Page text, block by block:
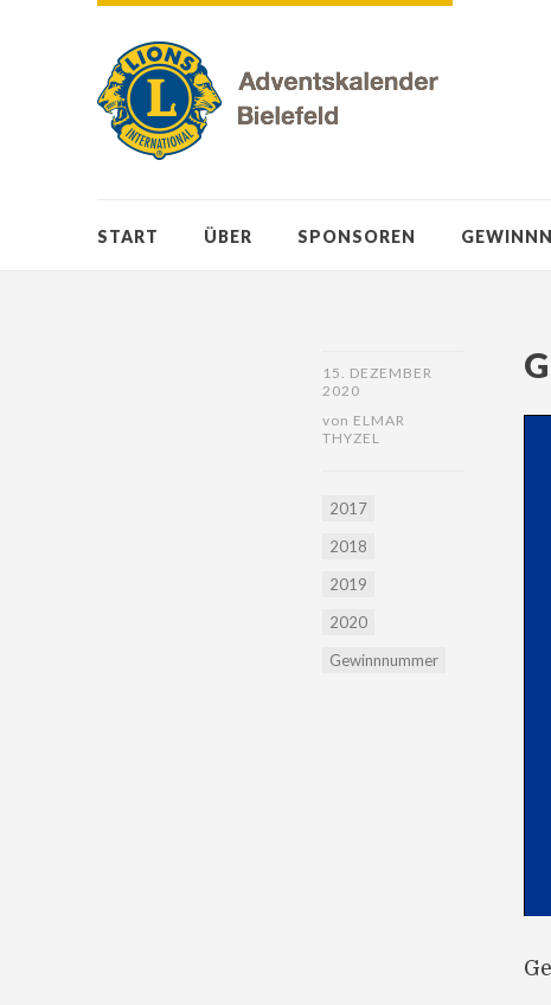
START ÜBER SPONSOREN
15. DEZEMBER
2020
von ELMAR
THYZEL
2017
2018
2019
2020
Gewinnnummer